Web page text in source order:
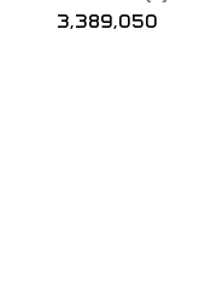
3,389,050